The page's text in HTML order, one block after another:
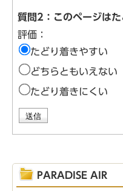
質問2：このページは
評価：
たどり着きやすい
どちらともいえない
たどり着きにくい
PARADISE AIR